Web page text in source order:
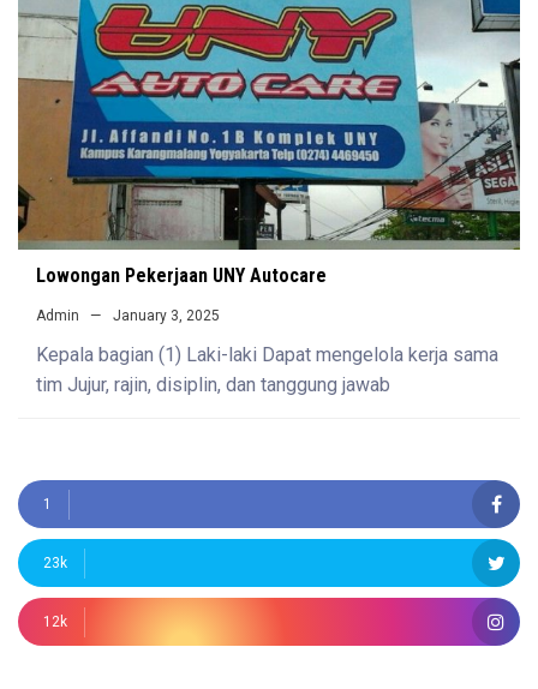
Lowongan Pekerjaan UNY Autocare
Admin January 3, 2025
Kepala bagian (1) Laki-laki Dapat mengelola kerja sama
tim Jujur, rajin, disiplin, dan tanggung jawab
1
23k
12k